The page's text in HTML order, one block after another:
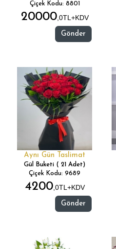
Çiçek Kodu: 8801
20000,0TL+KDV
Gönder
Aynı Gün Taslimat
Gül Buketi ( 21 Adet)
Çiçek Kodu: 9689
4200,0TL+KDV
Gönder